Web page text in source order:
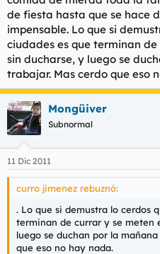
trabajos más físicos. En fin, en
las regiones más rurales, eso sí.
de fiesta hasta que se hace
impensable. Lo que si
ciudades es que terminan
sin ducharse, y luego se
trabajar. Mas cerdo que eso
Mongüiver
Subnormal
11 Dic 2011
curro jimenez rebuznó:
. Lo que si demustra lo cerdos
terminan de currar y se meten
luego se duchan por la
que eso no hay nada.